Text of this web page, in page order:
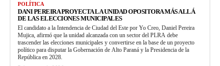
POLÍTICA
DANI PEREIRA PROYECTA LA UNIDAD OPOSITORA MÁS ALLÁ
DE LAS ELECCIONES MUNICIPALES
El candidato a la Intendencia de Ciudad del Este por Yo Creo, Daniel Pereira
Mujica, afirmó que la unidad alcanzada con un sector del PLRA debe
trascender las elecciones municipales y convertirse en la base de un proyecto
político para disputar la Gobernación de Alto Paraná y la Presidencia de la
República en 2028.